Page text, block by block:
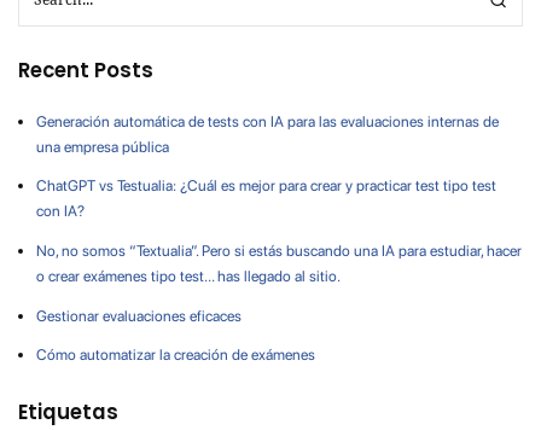
Recent Posts
Generación automática de tests con IA para las evaluaciones internas de
una empresa pública
ChatGPT vs Testualia: ¿Cuál es mejor para crear y practicar test tipo test
con IA?
No, no somos “Textualia”. Pero si estás buscando una IA para estudiar, hacer
o crear exámenes tipo test… has llegado al sitio.
Gestionar evaluaciones eficaces
Cómo automatizar la creación de exámenes
Etiquetas